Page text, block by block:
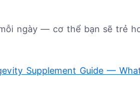
ngày — cơ thể bạn sẽ trẻ
Supplement Guide —